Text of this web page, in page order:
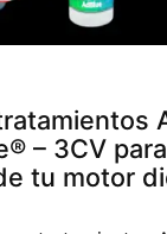
– 3CV
tu motor